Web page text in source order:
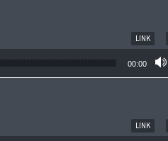
LINK
00:00
LINK